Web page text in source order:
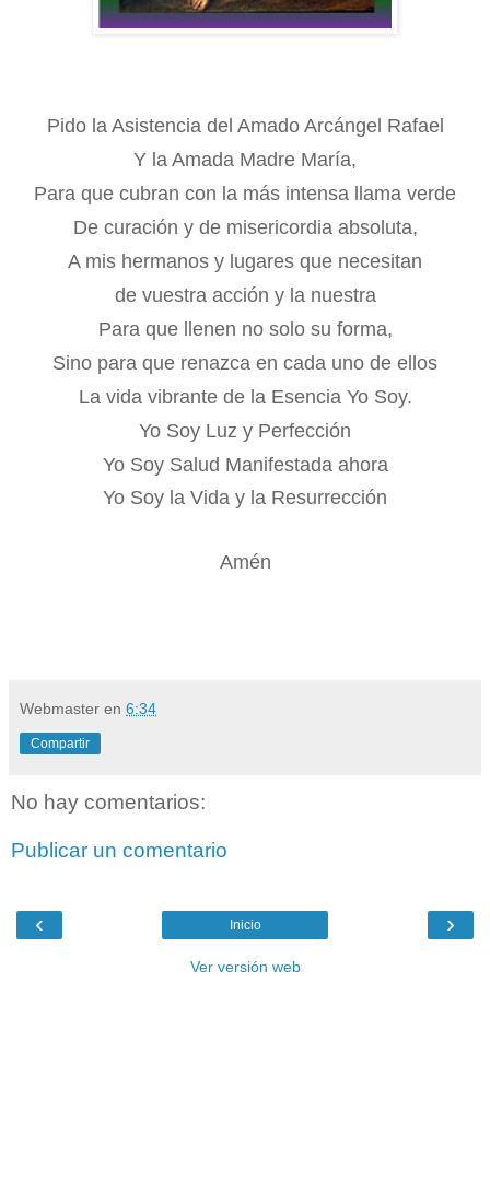
Pido la Asistencia del Amado Arcángel Rafael
Y la Amada Madre María,
Para que cubran con la más intensa llama verde
De curación y de misericordia absoluta,
A mis hermanos y lugares que necesitan
de vuestra acción y la nuestra
Para que llenen no solo su forma,
Sino para que renazca en cada uno de ellos
La vida vibrante de la Esencia Yo Soy.
Yo Soy Luz y Perfección
Yo Soy Salud Manifestada ahora
Yo Soy la Vida y la Resurrección
Amén
Webmaster en 6:34
Compartir
No hay comentarios:
Publicar un comentario
‹ ›
Inicio
Ver versión web